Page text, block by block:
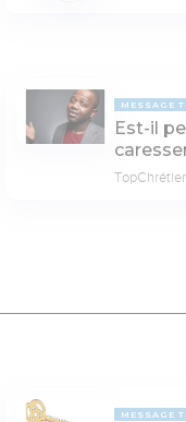
MESSAGE
Est-il
MESSAGE